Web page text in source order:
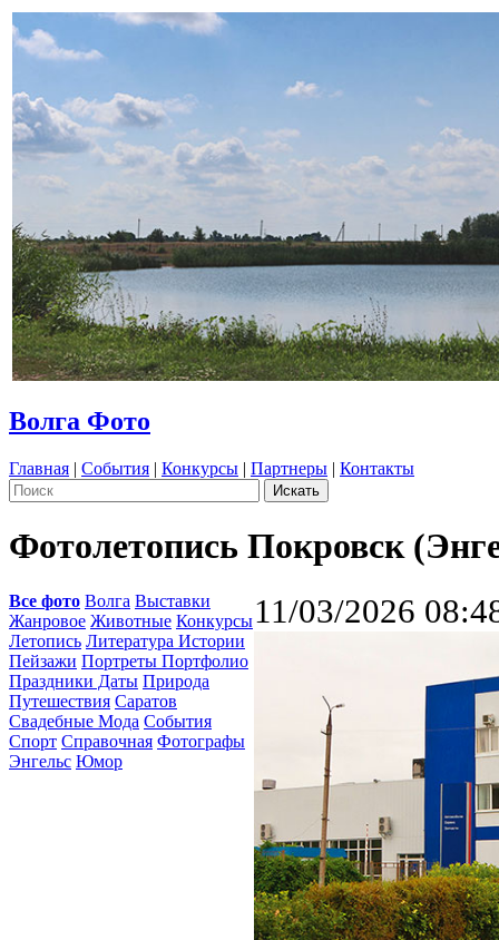
Волга Фото
Главная | События | Конкурсы | Партнеры | Контакты
Фотолетопись Покровск
Все фото Волга Выставки
Жанровое Животные Конкурсы
Летопись Литература Истории
Пейзажи Портреты Портфолио
Праздники Даты Природа
Путешествия Саратов
Свадебные Мода События
Спорт Справочная Фотографы
Энгельс Юмор
11/03/2026